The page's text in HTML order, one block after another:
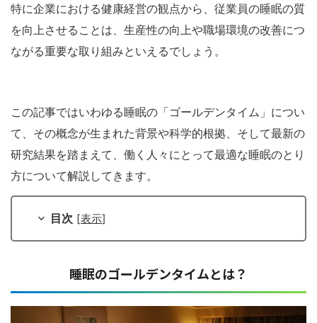
特に企業における健康経営の観点から、従業員の睡眠の質
を向上させることは、生産性の向上や職場環境の改善につ
ながる重要な取り組みといえるでしょう。
この記事ではいわゆる睡眠の「ゴールデンタイム」につい
て、その概念が生まれた背景や科学的根拠、そして最新の
研究結果を踏まえて、働く人々にとって最適な睡眠のとり
方について解説してきます。
目次 [表示]
睡眠のゴールデンタイムとは？